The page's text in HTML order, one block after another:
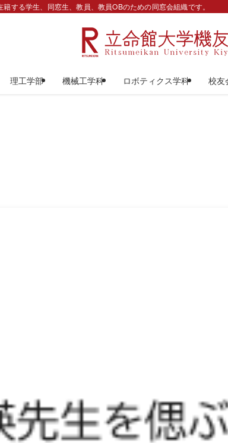
する学生、同窓生、教員、教員OBのための同窓会組織です。
理工学部 機械工学科 ロボティクス学科 校友